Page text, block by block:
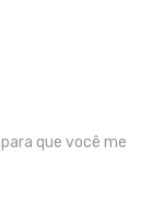
que você me